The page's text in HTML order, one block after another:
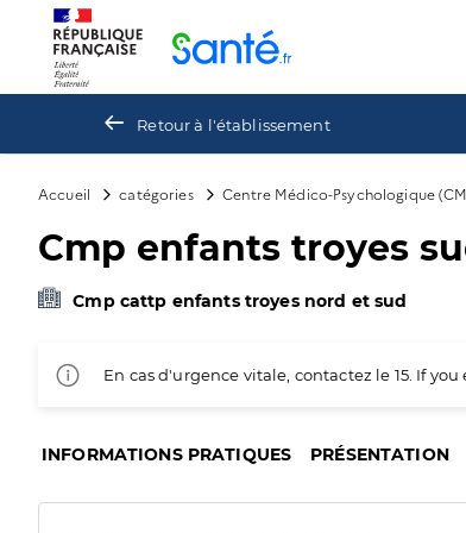
Retour à l'établissement
Accueil catégories Centre Médico-Psychologique
Cmp enfants troyes
Cmp cattp enfants troyes nord et sud
En cas d'urgence vitale, contactez le 15. If
INFORMATIONS PRATIQUES PRÉSENTATION
Panneau de gestion des cookies